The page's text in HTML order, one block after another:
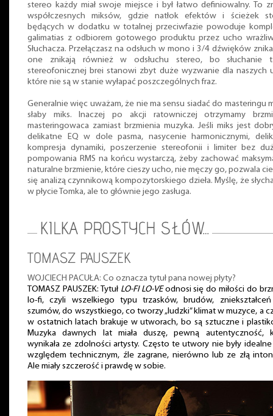
stereo każdy miał swoje miejsce i był łatwo definiowalny. To
współczesnych miksów, gdzie natłok efektów i ścieżek
będących w dodatku w totalnej przeciwfazie powoduje
galimatias z odbiorem gotowego produktu przez ucho
Słuchacza. Przełączasz na odsłuch w mono i 3/4 dźwięków
one znikają również w odsłuchu stereo, bo słuchanie
stereofonicznej brei stanowi zbyt duże wyzwanie dla naszych
które nie są w stanie wyłapać poszczególnych fraz.
Generalnie więc uważam, że nie ma sensu siadać do masteringu
słaby miks. Inaczej po akcji ratowniczej otrzymamy
masteringowaca zamiast brzmienia muzyka. Jeśli miks jest
delikatne EQ w dole pasma, nasycenie harmonicznymi,
kompresja dynamiki, poszerzenie stereofonii i limiter bez
pompowania RMS na końcu wystarczą, żeby zachować
naturalne brzmienie, które cieszy ucho, nie męczy go, pozwala
się analizą czynnikową kompozytorskiego dzieła. Myślę, że
w płycie Tomka, ale to głównie jego zasługa.
TOMASZ PAUSZEK
WOJCIECH PACUŁA: Co oznacza tytuł pana nowej płyty?
TOMASZ PAUSZEK: Tytuł LO-FI LO-VEodnosi się do miłości do
lo-fi, czyli wszelkiego typu trzasków, brudów,
szumów, do wszystkiego, co tworzy „ludzki” klimat w muzyce, a
w ostatnich latach brakuje w utworach, bo są sztuczne i
Muzyka dawnych lat miała duszę, pewną autentyczność,
wynikała ze zdolności artysty. Często te utwory nie były
względem technicznym, źle zagrane, nierówno lub ze złą
Ale miały szczerość i prawdę w sobie.